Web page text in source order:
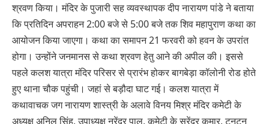
श्रवण किया। मंदिर के पुजारी सह व्यवस्थापक दीप नारायण पांडे ने बताया
कि प्रतिदिन अपराहन 2:00 बजे से 5:00 बजे तक शिव महापुराण कथा का
आयोजन किया जाएगा। कथा का समापन 21 फरवरी को हवन के उपरांत
होगा। उन्होंने जनमानस से कथा श्रवण हेतु आने की अपील की। इससे
पहले कलश यात्रा मंदिर परिसर से प्रारंभ होकर बागबेड़ा कॉलोनी रोड होते
हुए थाना चौक पहुंची। जहां से बड़ौदा घाट गई। कलश यात्रा में
कथावाचक जग नारायण शास्त्री के अलावे विनय मिश्र मंदिर कमेटी के
अध्यक्ष अनिल सिंह, उपाध्यक्ष नरेंद्र पाल, कमेटी के सुरेंद्र कुमार, टुनटुन